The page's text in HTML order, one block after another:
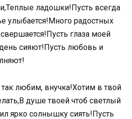
ладошки!Пусть всегда
улыбается!Много радостных
глаза моей
сияют!Пусть любовь и
любим, внучка!Хотим в твой
душе твоей чтоб светлый
ярко солнышку сиять!Пусть